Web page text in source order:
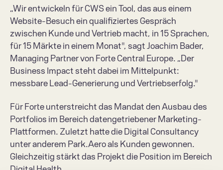
„Wir entwickeln für CWS ein Tool, das aus einem
Website-Besuch ein qualifiziertes Gespräch
zwischen Kunde und Vertrieb macht, in 15 Sprachen,
für 15 Märkte in einem Monat", sagt Joachim Bader,
Managing Partner von Forte Central Europe. „Der
Business Impact steht dabei im Mittelpunkt:
messbare Lead-Generierung und Vertriebserfolg."
Für Forte unterstreicht das Mandat den Ausbau des
Portfolios im Bereich datengetriebener Marketing-
Plattformen. Zuletzt hatte die Digital Consultancy
unter anderem Park.Aero als Kunden gewonnen.
Gleichzeitig stärkt das Projekt die Position im Bereich